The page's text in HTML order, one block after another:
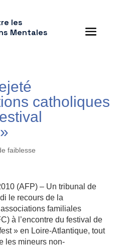
les
Mentales
catholiques
faiblesse
(AFP) – Un tribunal de
le recours de la
familiales
à l’encontre du festival de
» en Loire-Atlantique, tout
les mineurs non-